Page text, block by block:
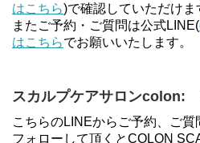
はこちら)で確認していただけま
またご予約・ご質問は公式LINE(
はこちらでお願いいたします。
スカルプケアサロンcolon:
こちらのLINEからご予約、ご質
フォローして頂くとCOLON